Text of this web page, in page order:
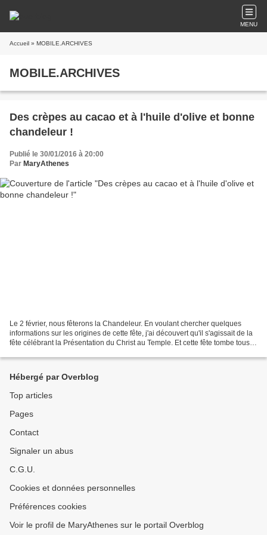
MENU
Accueil » MOBILE.ARCHIVES
MOBILE.ARCHIVES
Des crèpes au cacao et à l'huile d'olive et bonne
chandeleur !
Publié le 30/01/2016 à 20:00
Par MaryAthenes
Le 2 février, nous fêterons la Chandeleur. En voulant chercher quelques
informations sur les origines de cette fête, j'ai découvert qu'il s'agissait de la
fête célébrant la Présentation du Christ au Temple. Et cette fête tombe tous
Hébergé par Overblog
Top articles
Pages
Contact
Signaler un abus
C.G.U.
Cookies et données personnelles
Préférences cookies
Voir le profil de MaryAthenes sur le portail Overblog